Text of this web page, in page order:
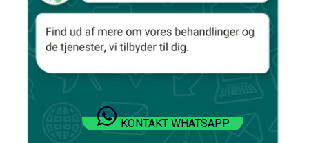
KONTAKT WHATSAPP